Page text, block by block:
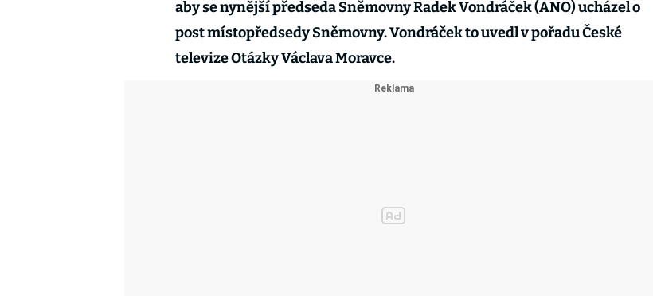
aby se nynější předseda Sněmovny Radek Vondráček (ANO) ucházel o
post místopředsedy Sněmovny. Vondráček to uvedl v pořadu České
televize Otázky Václava Moravce.